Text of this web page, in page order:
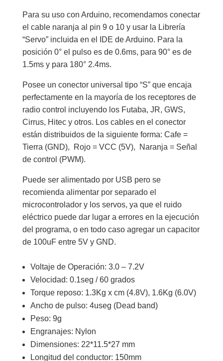
Para su uso con Arduino, recomendamos conectar
el cable naranja al pin 9 o 10 y usar la Librería
“Servo” incluida en el IDE de Arduino. Para la
posición 0° el pulso es de 0.6ms, para 90° es de
1.5ms y para 180° 2.4ms.
Posee un conector universal tipo “S” que encaja
perfectamente en la mayoría de los receptores de
radio control incluyendo los Futaba, JR, GWS,
Cirrus, Hitec y otros. Los cables en el conector
están distribuidos de la siguiente forma: Cafe =
Tierra (GND), Rojo = VCC (5V), Naranja = Señal
de control (PWM).
Puede ser alimentado por USB pero se
recomienda alimentar por separado el
microcontrolador y los servos, ya que el ruido
eléctrico puede dar lugar a errores en la ejecución
del programa, o en todo caso agregar un capacitor
de 100uF entre 5V y GND.
Voltaje de Operación: 3.0 – 7.2V
Velocidad: 0.1seg / 60 grados
Torque reposo: 1.3Kg x cm (4.8V), 1.6Kg (6.0V)
Ancho de pulso: 4useg (Dead band)
Peso: 9g
Engranajes: Nylon
Dimensiones: 22*11.5*27 mm
Longitud del conductor: 150mm